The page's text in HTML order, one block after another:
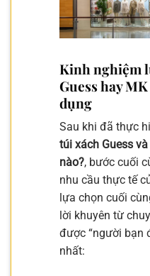
Kinh nghiệm
Guess hay
dụng
Sau khi đã thực
túi xách Guess
nào?, bước cuối
nhu cầu thực tế
lựa chọn cuối
lời khuyên từ
được “người bạn
nhất: